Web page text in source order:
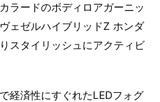
ラードのボディロアガーニッ
ェゼルハイブリッドZ ホンダ
スタイリッシュにアクティビ
経済性にすぐれたLEDフォグ